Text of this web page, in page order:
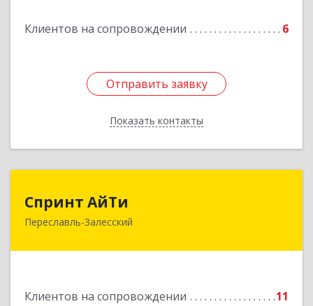
Клиентов на сопровождении 6
Отправить заявку
Показать контакты
Отправить заявку
Назад
Спринт АйТи
Переславль-Залесский
Клиентов на сопровождении
11
152025, Ярославская обл, Переславль-